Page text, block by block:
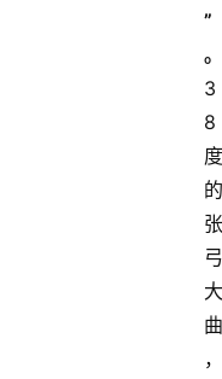
”
。
3
8
度
的
张
弓
大
曲
，